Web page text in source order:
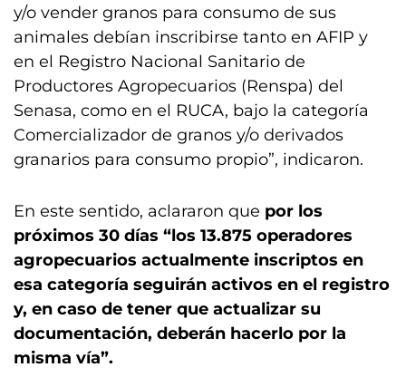
y/o vender granos para consumo de sus
animales debían inscribirse tanto en AFIP y
en el Registro Nacional Sanitario de
Productores Agropecuarios (Renspa) del
Senasa, como en el RUCA, bajo la categoría
Comercializador de granos y/o derivados
granarios para consumo propio”, indicaron.
En este sentido, aclararon que por los
próximos 30 días “los 13.875 operadores
agropecuarios actualmente inscriptos en
esa categoría seguirán activos en el registro
y, en caso de tener que actualizar su
documentación, deberán hacerlo por la
misma vía”.